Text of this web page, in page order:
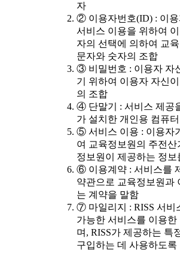
자
② 이용자번호(ID) : 이용
서비스 이용을 위하여
자의 선택에 의하여 교
문자와 숫자의 조합
③ 비밀번호 : 이용자 자
기 위하여 이용자 자신
의 조합
④ 단말기 : 서비스 제공
가 설치한 개인용 컴퓨
⑤ 서비스 이용 : 이용자
여 교육정보원의 주전
정보원이 제공하는 정보
⑥ 이용계약 : 서비스를
약관으로 교육정보원과
는 계약을 말함
⑦ 마일리지 : RISS 서비
가능한 서비스를 이용한
며, RISS가 제공하는 특
구입하는 데 사용하도록